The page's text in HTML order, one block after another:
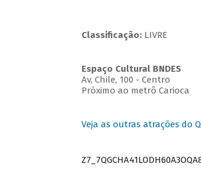
Classificação: LIVRE
Espaço Cultural BNDES
Av, Chile, 100 - Centro
Próximo ao metrô Carioca
Veja as outras atrações do